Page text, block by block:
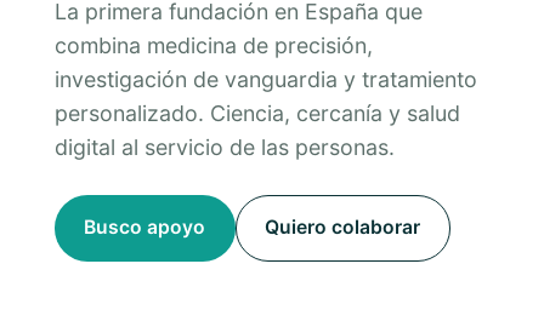
La primera fundación en España que
combina medicina de precisión,
investigación de vanguardia y tratamiento
personalizado. Ciencia, cercanía y salud
digital al servicio de las personas.
Busco apoyo Quiero colaborar